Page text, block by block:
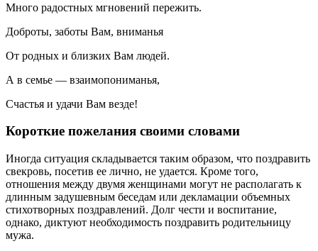
Много радостных мгновений пережить.
Доброты, заботы Вам, вниманья
От родных и близких Вам людей.
А в семье — взаимопониманья,
Счастья и удачи Вам везде!
Короткие пожелания своими словами
Иногда ситуация складывается таким образом, что поздравить
свекровь, посетив ее лично, не удается. Кроме того,
отношения между двумя женщинами могут не располагать к
длинным задушевным беседам или декламации объемных
стихотворных поздравлений. Долг чести и воспитание,
однако, диктуют необходимость поздравить родительницу
мужа.